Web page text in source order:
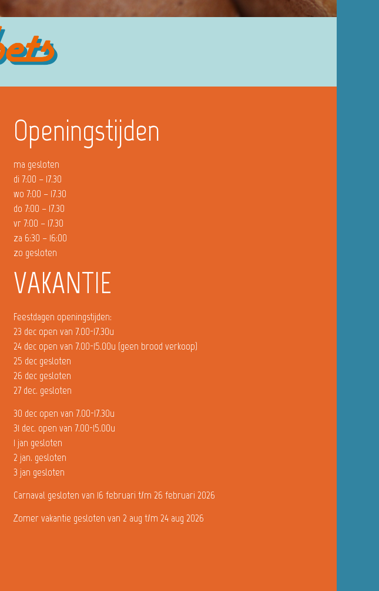
Openingstijden
ma gesloten
di 7:00 – 17.30
wo 7:00 – 17.30
do 7:00 – 17.30
vr 7:00 – 17.30
za 6:30 – 16:00
zo gesloten
VAKANTIE
Feestdagen openingstijden:
23 dec open van 7.00-17.30u
24 dec open van 7.00-15.00u (geen brood verkoop)
25 dec gesloten
26 dec gesloten
27 dec. gesloten
30 dec open van 7.00-17.30u
31 dec. open van 7.00-15.00u
1 jan gesloten
2 jan. gesloten
3 jan gesloten
Carnaval gesloten van 16 februari t/m 26 februari 2026
Zomer vakantie gesloten van 2 aug t/m 24 aug 2026